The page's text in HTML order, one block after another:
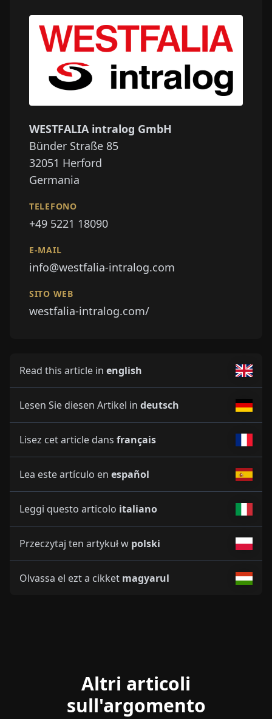
WESTFALIA intralog GmbH
Bünder Straße 85
32051 Herford
Germania
TELEFONO
+49 5221 18090
E-MAIL
info@westfalia-intralog.com
SITO WEB
westfalia-intralog.com/
Read this article in english
Lesen Sie diesen Artikel in deutsch
Lisez cet article dans français
Lea este artículo en español
Leggi questo articolo italiano
Przeczytaj ten artykuł w polski
Olvassa el ezt a cikket magyarul
Altri articoli
sull'argomento